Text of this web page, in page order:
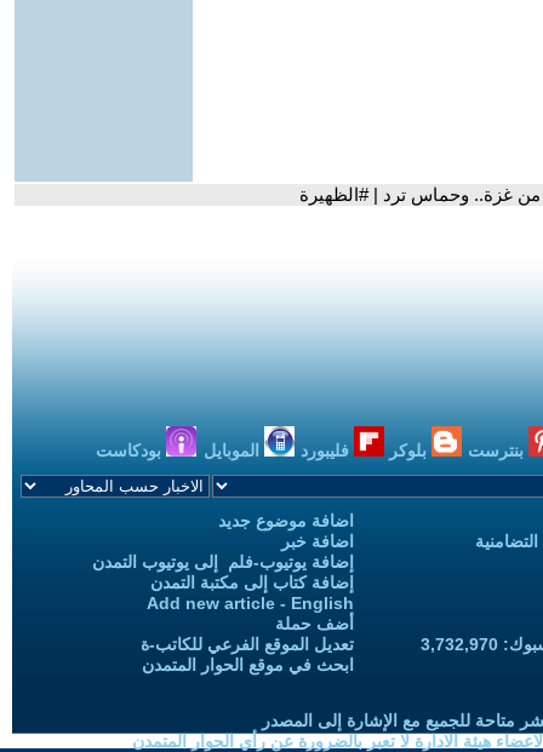
بنترست بلوكر فليبورد الموبايل بودكاست
اضافة موضوع جديد
اضافة خبر
إضافة يوتيوب-فلم إلى يوتيوب التمدن
إضافة كتاب إلى مكتبة التمدن
Add new article - English
أضف حملة
تعديل الموقع الفرعي للكاتب-ة
ابحث في موقع الحوار المتمدن
متاحة للجميع مع الإشارة إلى المصدر
هيئة الادارة لا تعبر بالضرورة عن رأي الحوار المتمدن